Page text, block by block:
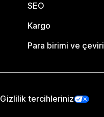
SEO
Kargo
Para birimi ve çeviri
Gizlilik tercihleriniz